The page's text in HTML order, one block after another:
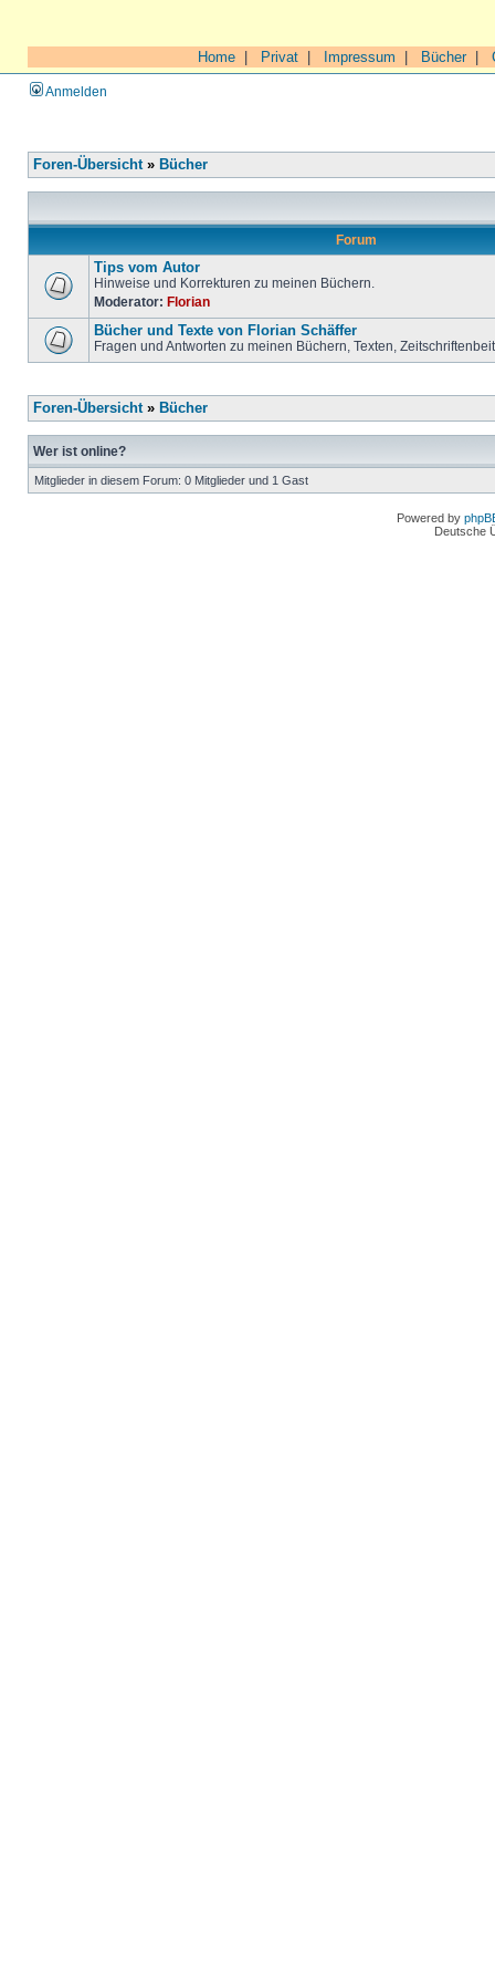
Home Privat Impressum Bücher|
Anmelden
Foren-Übersicht» Bücher
Forum
Tips vom Autor
Hinweise und Korrekturen zu meinen Büchern.
Moderator: Florian
Bücher und Texte von Florian Schäffer
Fragen und Antworten zu meinen Büchern, Texten,
Foren-Übersicht» Bücher
Wer ist online?
Mitglieder in diesem Forum: 0 Mitglieder und 1 Gast
Powered by
Deutsche